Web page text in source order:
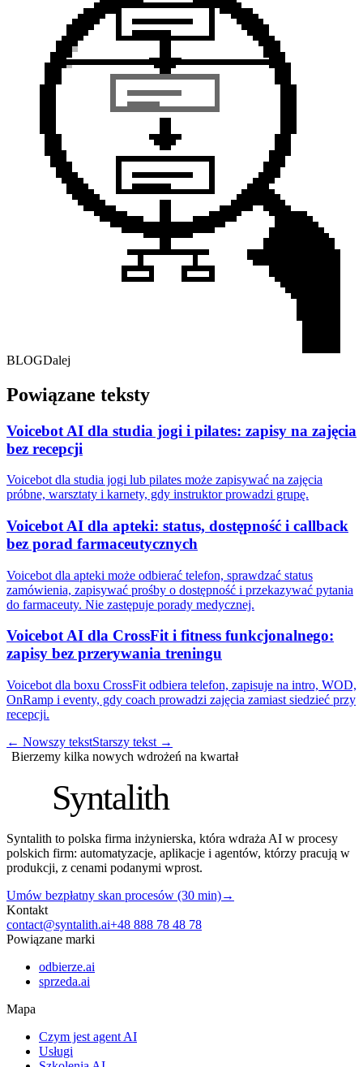
BLOGDalej
Powiązane teksty
Voicebot AI dla studia jogi i pilates: zapisy na zajęcia
bez recepcji
Voicebot dla studia jogi lub pilates może zapisywać na zajęcia
próbne, warsztaty i karnety, gdy instruktor prowadzi grupę.
Voicebot AI dla apteki: status, dostępność i callback
bez porad farmaceutycznych
Voicebot dla apteki może odbierać telefon, sprawdzać status
zamówienia, zapisywać prośby o dostępność i przekazywać pytania
do farmaceuty. Nie zastępuje porady medycznej.
Voicebot AI dla CrossFit i fitness funkcjonalnego:
zapisy bez przerywania treningu
Voicebot dla boxu CrossFit odbiera telefon, zapisuje na intro, WOD,
OnRamp i eventy, gdy coach prowadzi zajęcia zamiast siedzieć przy
recepcji.
← Nowszy tekstStarszy tekst →
Bierzemy kilka nowych wdrożeń na kwartał
Syntalith
Syntalith to polska firma inżynierska, która wdraża AI w procesy
polskich firm: automatyzacje, aplikacje i agentów, którzy pracują w
produkcji, z cenami podanymi wprost.
Umów bezpłatny skan procesów (30 min)→
Kontakt
contact@syntalith.ai+48 888 78 48 78
Powiązane marki
odbierze.ai
sprzeda.ai
Mapa
Czym jest agent AI
Usługi